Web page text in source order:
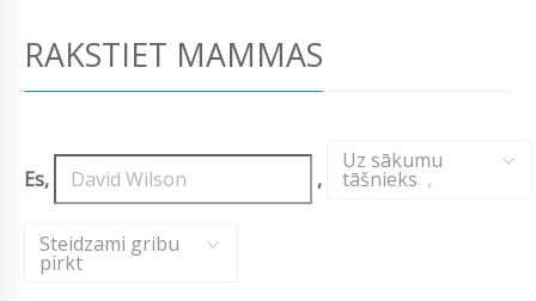
RAKSTIET MAMMAS
Es, ,
Uz sākumu
tāšnieks ,
Steidzami gribu
pirkt